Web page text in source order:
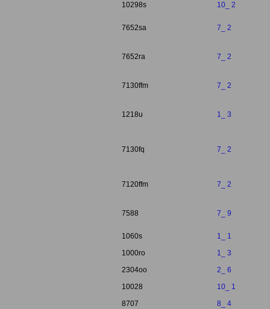
10298s
10_ 2
7652sa 7_ 2
7652ra 7_ 2
7130ffm 7_ 2
1218u 1_ 3
7130fq 7_ 2
7120ffm 7_ 2
7588 7_ 9
1060s
1_ 1
1000ro
1_ 3
2304oo
2_ 6
10028
10_ 1
8707
8_ 4